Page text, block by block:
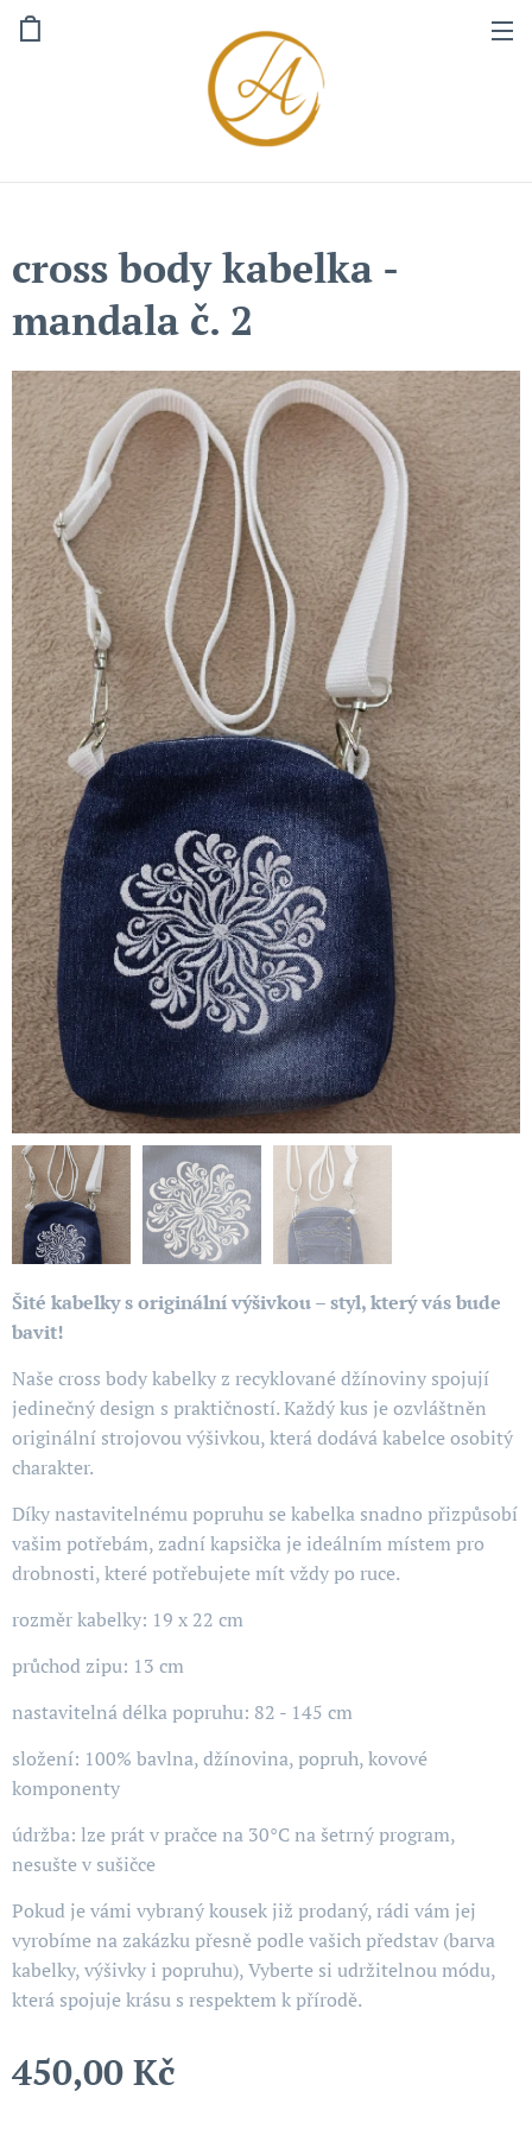
cross body kabelka -
mandala č. 2
Šité kabelky s originální výšivkou – styl, který vás bude
bavit!
Naše cross body kabelky z recyklované džínoviny spojují
jedinečný design s praktičností. Každý kus je ozvláštněn
originální strojovou výšivkou, která dodává kabelce osobitý
charakter.
Díky nastavitelnému popruhu se kabelka snadno přizpůsobí
vašim potřebám, zadní kapsička je ideálním místem pro
drobnosti, které potřebujete mít vždy po ruce.
rozměr kabelky: 19 x 22 cm
průchod zipu: 13 cm
nastavitelná délka popruhu: 82 - 145 cm
složení: 100% bavlna, džínovina, popruh, kovové
komponenty
údržba: lze prát v pračce na 30°C na šetrný program,
nesušte v sušičce
Pokud je vámi vybraný kousek již prodaný, rádi vám jej
vyrobíme na zakázku přesně podle vašich představ (barva
kabelky, výšivky i popruhu), Vyberte si udržitelnou módu,
která spojuje krásu s respektem k přírodě.
450,00 Kč